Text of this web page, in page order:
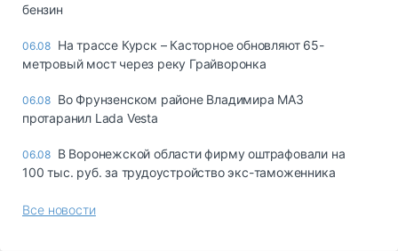
бензин
06.08 На трассе Курск – Касторное обновляют 65-
метровый мост через реку Грайворонка
06.08 Во Фрунзенском районе Владимира МАЗ
протаранил Lada Vesta
06.08 В Воронежской области фирму оштрафовали на
100 тыс. руб. за трудоустройство экс-таможенника
Все новости